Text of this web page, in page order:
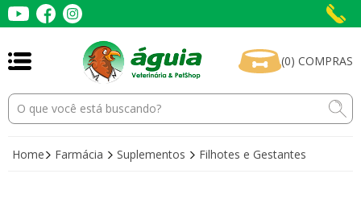
(0) COMPRAS
Home Farmácia Suplementos Filhotes e Gestantes